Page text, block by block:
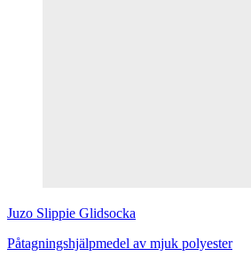
Juzo Slippie Glidsocka
Påtagningshjälpmedel av mjuk polyester